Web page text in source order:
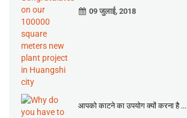
09 जुलाई, 2018
आपको काटने का उपयोग क्यों करना है ...